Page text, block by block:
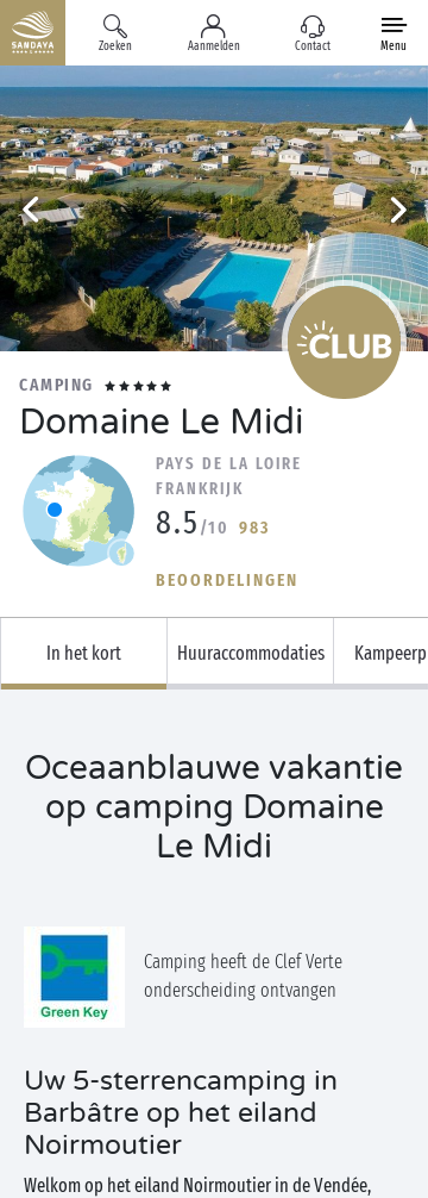
Zoeken Aanmelden Contact Menu
CAMPING
Domaine Le Midi
PAYS DE LA LOIRE
FRANKRIJK
8.5 /10 983
BEOORDELINGEN
In het kort Huuraccommodaties
Oceaanblauwe vakantie
op camping Domaine
Le Midi
Camping heeft de Clef Verte
onderscheiding ontvangen
Uw 5-sterrencamping in
Barbâtre op het eiland
Noirmoutier
Welkom op het eiland Noirmoutier in de Vendée,